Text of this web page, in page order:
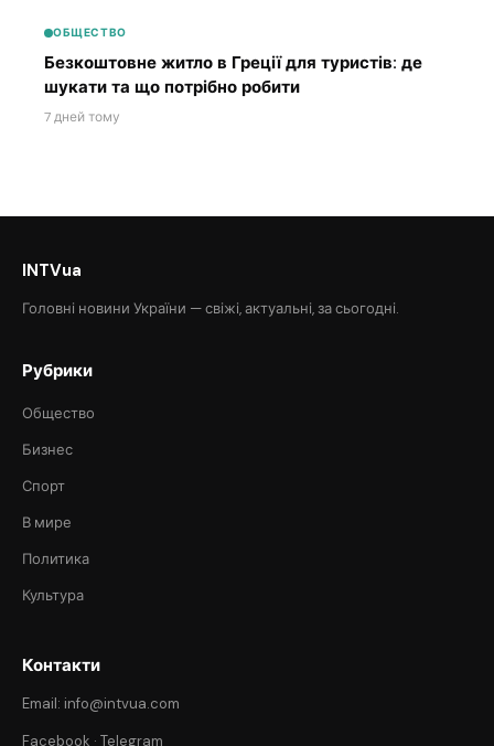
ОБЩЕСТВО
Безкоштовне житло в Греції для туристів: де
шукати та що потрібно робити
7 дней тому
INTVua
Головні новини України — свіжі, актуальні, за сьогодні.
Рубрики
Общество
Бизнес
Спорт
В мире
Политика
Культура
Контакти
Email: info@intvua.com
Facebook · Telegram